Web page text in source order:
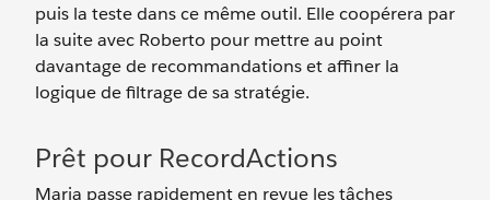
puis la teste dans ce même outil. Elle coopérera par
la suite avec Roberto pour mettre au point
davantage de recommandations et affiner la
logique de filtrage de sa stratégie.
Prêt pour RecordActions
Maria passe rapidement en revue les tâches